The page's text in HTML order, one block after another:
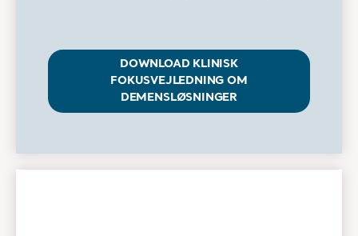
DOWNLOAD KLINISK
FOKUSVEJLEDNING OM
DEMENSLØSNINGER